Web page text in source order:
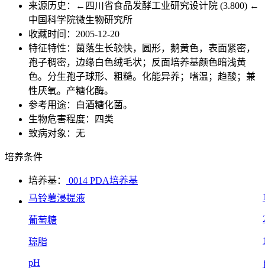
来源历史：←四川省食品发酵工业研究设计院 (3.800) ←
中国科学院微生物研究所
收藏时间：2005-12-20
特征特性：菌落生长较快，圆形，鹅黄色，表面紧密，
孢子稠密，边缘白色绒毛状；反面培养基颜色暗浅黄
色。分生孢子球形、粗糙。化能异养；嗜温；趋酸；兼
性厌氧。产糖化酶。
参考用途：白酒糖化菌。
生物危害程度：四类
致病对象：无
培养条件
培养基：
0014 PDA培养基
马铃薯浸提液
葡萄糖
琼脂
pH